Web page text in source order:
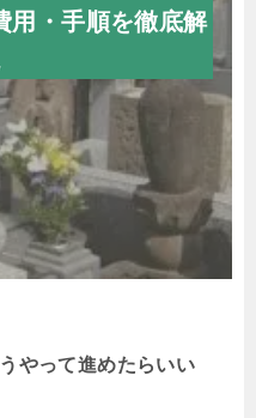
用・手順を徹底解
やって進めたらいい